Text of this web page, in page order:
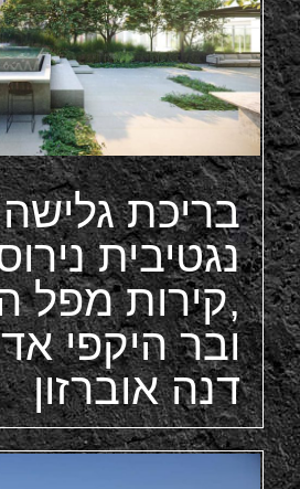
בריכת גלישה
נגטיבית
,קירות מפל
ובר היקפי
דנה אוברזון